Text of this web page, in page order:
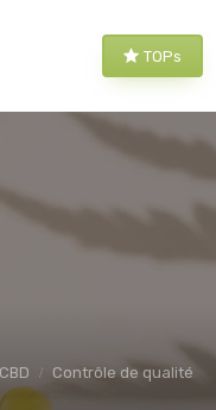
TOPs
Contrôle de qualité